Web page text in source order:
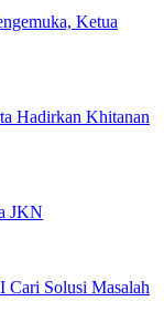
Ketua
Hadirkan Khitanan
JKN
Cari Solusi Masalah